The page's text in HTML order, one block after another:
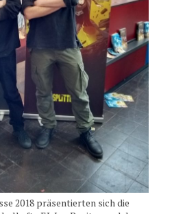
2018 präsentierten sich die